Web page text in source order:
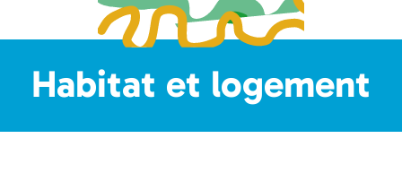
Habitat et logement